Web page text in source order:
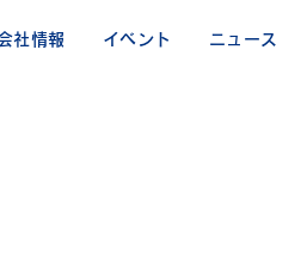
社情報 イベント ニュース